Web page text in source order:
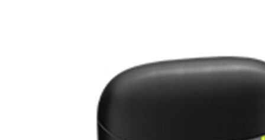
Signia Pure BCT IXSignia Silk IXWidex
Audio Service R LI 7
Widex filters FiltersDomes
Signia Active Mini IX - Oplaadbaar
De Signia Active Mini IX is het nieuwste hoortoestel van Signia.